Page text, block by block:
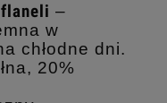
–
w
chłodne dni.
20%